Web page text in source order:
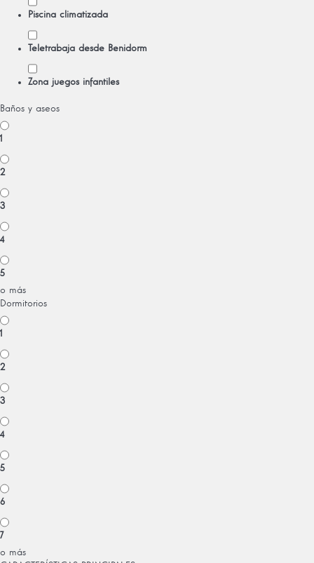
Piscina climatizada
Teletrabaja desde Benidorm
Zona juegos infantiles
Baños y aseos
1
2
3
4
5
o más
Dormitorios
1
2
3
4
5
6
7
o más